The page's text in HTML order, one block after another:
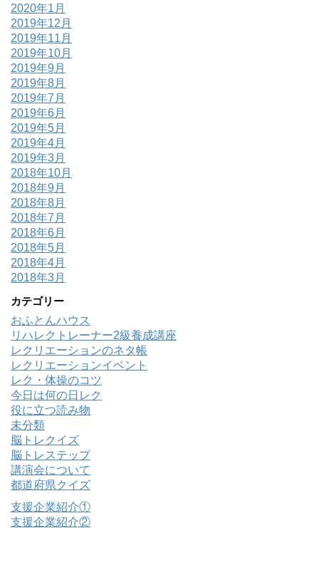
2020年1月
2019年12月
2019年11月
2019年10月
2019年9月
2019年8月
2019年7月
2019年6月
2019年5月
2019年4月
2019年3月
2018年10月
2018年9月
2018年8月
2018年7月
2018年6月
2018年5月
2018年4月
2018年3月
カテゴリー
おふとんハウス
リハレクトレーナー2級養成講座
レクリエーションのネタ帳
レクリエーションイベント
レク・体操のコツ
今日は何の日レク
役に立つ読み物
未分類
脳トレクイズ
脳トレステップ
講演会について
都道府県クイズ
支援企業紹介①
支援企業紹介②